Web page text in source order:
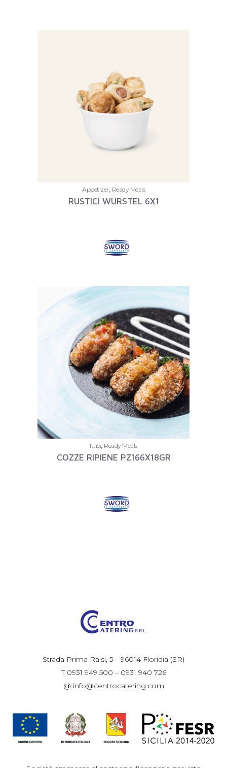
Appetizer, Ready Meals
RUSTICI WURSTEL 6X1
Ittici, Ready Meals
COZZE RIPIENE PZ166X18GR
Strada Prima Raisi, 5 – 96014 Floridia (SR)
T 0931 949 500 – 0931 940 726
@ info@centrocatering.com